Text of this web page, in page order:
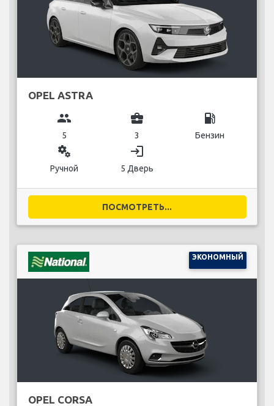
OPEL ASTRA
group
5
business_center
3
local_gas_station
Бензин
miscellaneous_services
Ручной
login
5 Дверь
ПОСМОТРЕТЬ...
ЭКОНОМНЫЙ
OPEL CORSA